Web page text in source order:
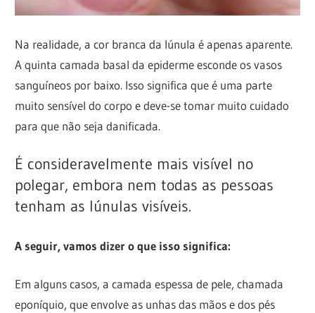
Na realidade, a cor branca da lúnula é apenas aparente.
A quinta camada basal da epiderme esconde os vasos
sanguíneos por baixo. Isso significa que é uma parte
muito sensível do corpo e deve-se tomar muito cuidado
para que não seja danificada.
É consideravelmente mais visível no
polegar, embora nem todas as pessoas
tenham as lúnulas visíveis.
A seguir, vamos dizer o que isso significa:
Em alguns casos, a camada espessa de pele, chamada
eponíquio, que envolve as unhas das mãos e dos pés